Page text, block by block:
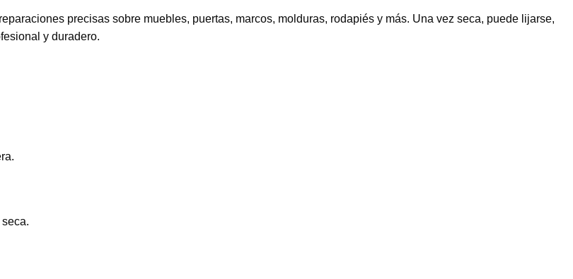
precisas sobre muebles, puertas, marcos, molduras, rodapiés y más. Una vez seca, puede lijarse,
y duradero.